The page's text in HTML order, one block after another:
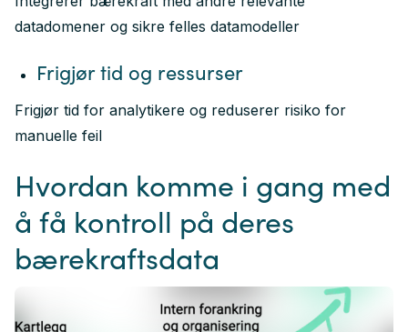
datadomener og sikre felles datamodeller
Frigjør tid og ressurser
Frigjør tid for analytikere og reduserer risiko for
manuelle feil
Hvordan komme i gang med
å få kontroll på deres
bærekraftsdata